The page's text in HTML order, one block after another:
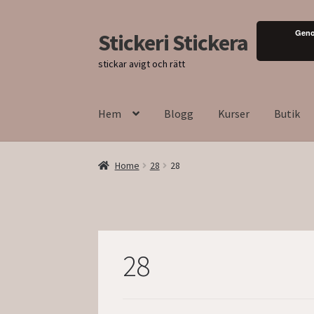
Hoppa
till
navigering
Hoppa
till
innehåll
Stickeri Stickera
stickar avigt och rätt
Hem Blogg Kurser Butik
Home 28 28
28